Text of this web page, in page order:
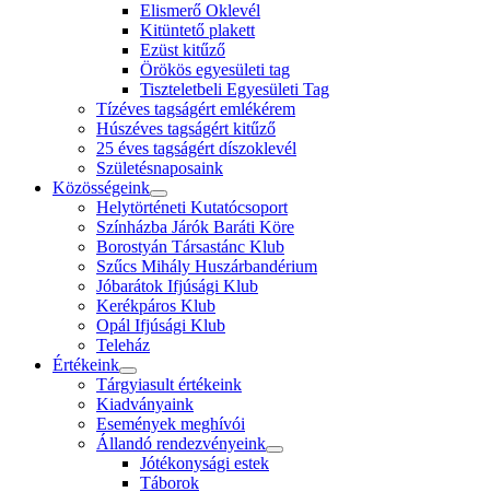
Elismerő Oklevél
Kitüntető plakett
Ezüst kitűző
Örökös egyesületi tag
Tiszteletbeli Egyesületi Tag
Tízéves tagságért emlékérem
Húszéves tagságért kitűző
25 éves tagságért díszoklevél
Születésnaposaink
Közösségeink
Helytörténeti Kutatócsoport
Színházba Járók Baráti Köre
Borostyán Társastánc Klub
Szűcs Mihály Huszárbandérium
Jóbarátok Ifjúsági Klub
Kerékpáros Klub
Opál Ifjúsági Klub
Teleház
Értékeink
Tárgyiasult értékeink
Kiadványaink
Események meghívói
Állandó rendezvényeink
Jótékonysági estek
Táborok